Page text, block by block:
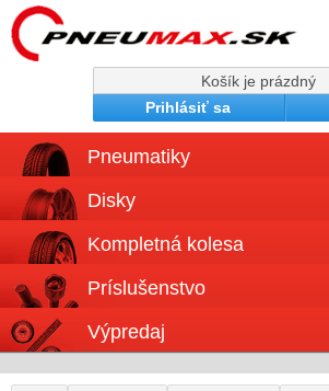
Košík je prázdný
Prihlásiť sa
Pneumatiky
Disky
Kompletná kolesa
Príslušenstvo
Výpredaj